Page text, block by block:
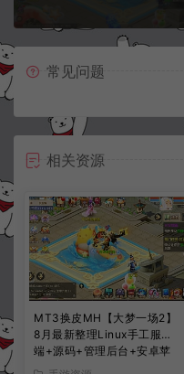
常见问题
相关资源
MT3换皮MH【大梦一场2】
8月最新整理Linux手工服务
端+源码+管理后台+安卓苹
果双端+详细搭建教程+视频